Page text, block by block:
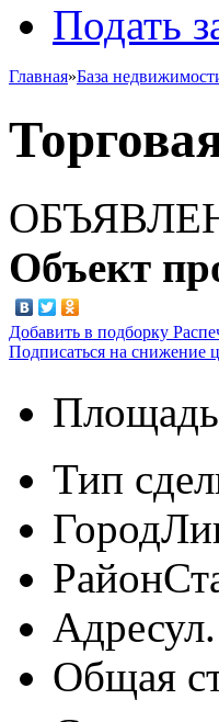
Подать
Главная»База
Объект
Добавить в подборку
Подписаться на снижение
Площадь
Тип
Город
Район
Адрес
Общая